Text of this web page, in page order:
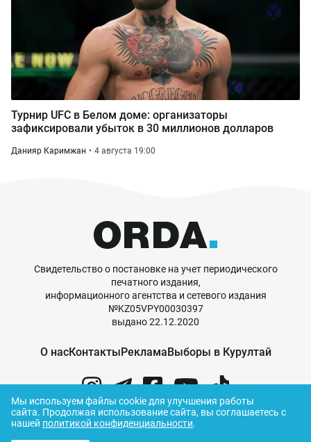
Турнир UFC в Белом доме: организаторы
зафиксировали убыток в 30 миллионов долларов
Данияр Каримжан 4 августа 19:00
Свидетельство о постановке на учет периодического
печатного издания,
информационного агентства и сетевого издания
№KZ05VPY00030397
выдано 22.12.2020
О насКонтактыРекламаВыборы в Курултай
© ORDA,2026.Правила использования
Мы используем файлы cookie для улучшения работы
сайта. Продолжая использование сайта, вы соглашаетесь с
нашей политикой конфиденциальности.